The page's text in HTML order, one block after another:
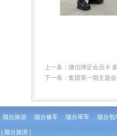
上一条： 微信绑定会员卡
下一条： 集团第一期主题会
烟台旅游 烟台修车 烟台审车 烟台包
烟台旅游